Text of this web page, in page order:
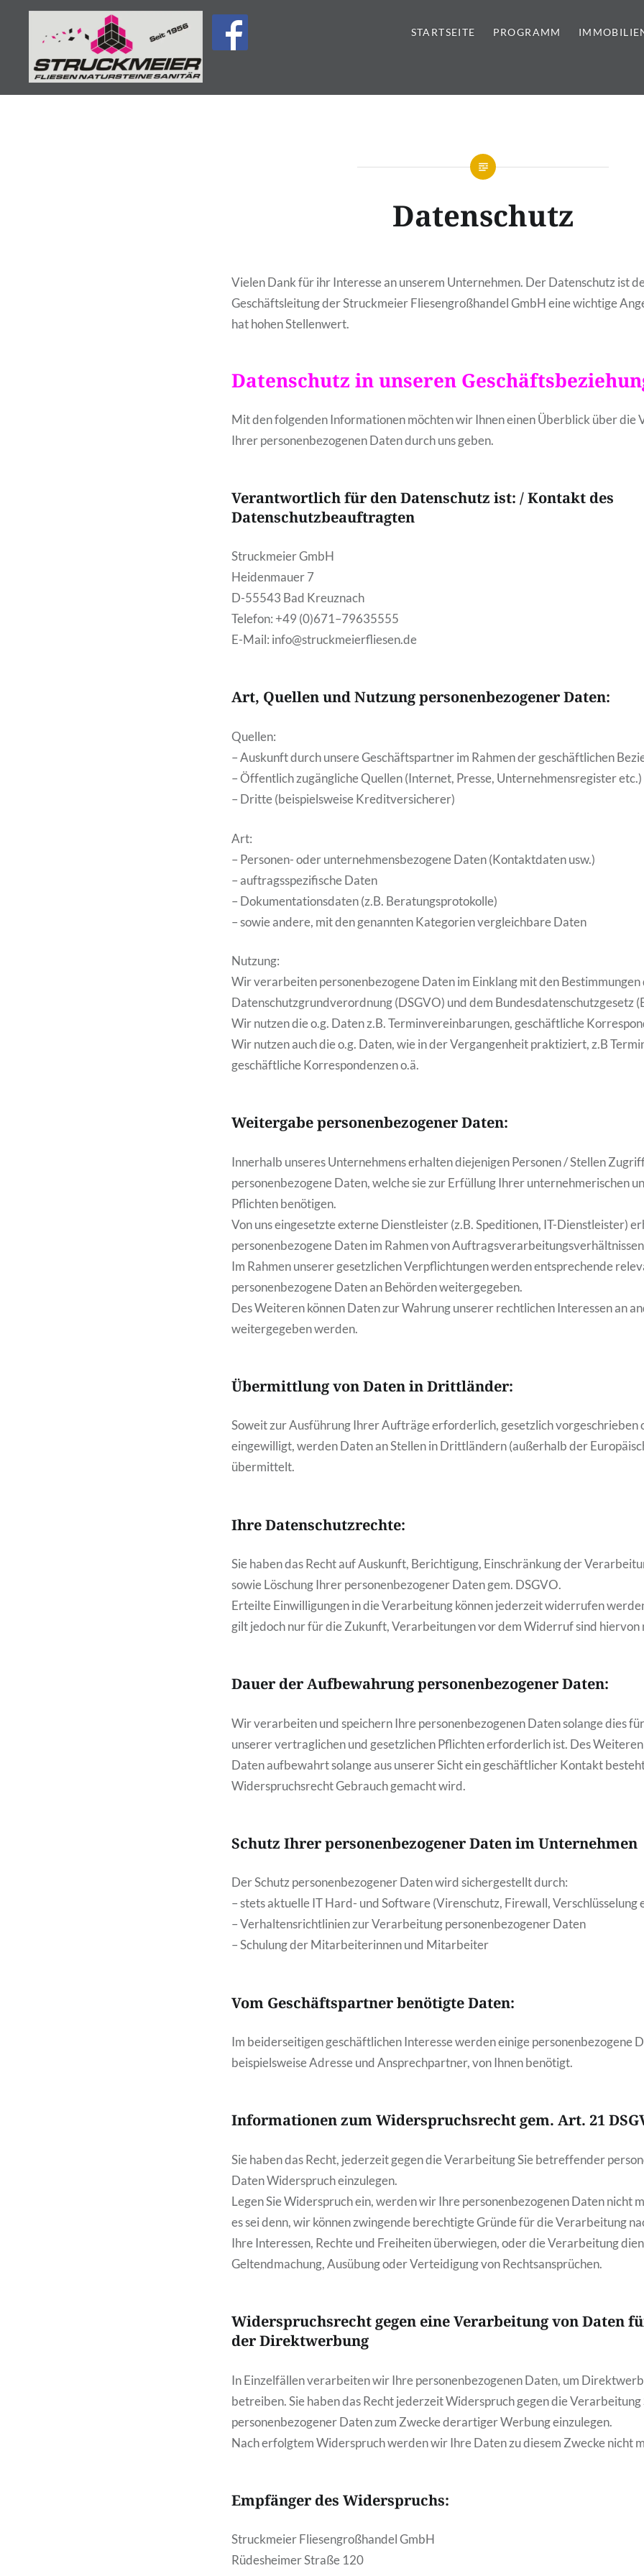
Direkt
Struckmeier | Fliesen | Natursteine | Sanitär |
STARTSEITE PROGRAMM
Datenschutz
Vielen Dank für ihr Interesse an unserem Unternehmen. Der Datenschutz ist
Geschäftsleitung der Struckmeier Fliesengroßhandel GmbH eine wichtige
hat hohen Stellenwert.
Datenschutz in unseren
Mit den folgenden Informationen möchten wir Ihnen einen Überblick über die
Ihrer personenbezogenen Daten durch uns geben.
Verantwortlich für den Datenschutz ist: / Kontakt des
Datenschutzbeauftragten
Struckmeier GmbH
Heidenmauer 7
D-55543 Bad Kreuznach
Telefon: +49 (0)671–79635555
E-Mail: info@struckmeierfliesen.de
Art, Quellen und Nutzung personenbezogener Daten:
Quellen:
– Auskunft durch unsere Geschäftspartner im Rahmen der geschäftlichen
– Öffentlich zugängliche Quellen (Internet, Presse, Unternehmensregister etc.)
– Dritte (beispielsweise Kreditversicherer)
Art:
– Personen- oder unternehmensbezogene Daten (Kontaktdaten usw.)
– auftragsspezifische Daten
– Dokumentationsdaten (z.B. Beratungsprotokolle)
– sowie andere, mit den genannten Kategorien vergleichbare Daten
Nutzung:
Wir verarbeiten personenbezogene Daten im Einklang mit den Bestimmungen
Datenschutzgrundverordnung (DSGVO) und dem Bundesdatenschutzgesetz
Wir nutzen die o.g. Daten z.B. Terminvereinbarungen, geschäftliche
Wir nutzen auch die o.g. Daten, wie in der Vergangenheit praktiziert, z.B
geschäftliche Korrespondenzen o.ä.
Weitergabe personenbezogener Daten:
Innerhalb unseres Unternehmens erhalten diejenigen Personen / Stellen
personenbezogene Daten, welche sie zur Erfüllung Ihrer unternehmerischen
Pflichten benötigen.
Von uns eingesetzte externe Dienstleister (z.B. Speditionen, IT-Dienstleister)
personenbezogene Daten im Rahmen von
Im Rahmen unserer gesetzlichen Verpflichtungen werden entsprechende
personenbezogene Daten an Behörden weitergegeben.
Des Weiteren können Daten zur Wahrung unserer rechtlichen Interessen an
weitergegeben werden.
Übermittlung von Daten in Drittländer:
Soweit zur Ausführung Ihrer Aufträge erforderlich, gesetzlich vorgeschrieben
eingewilligt, werden Daten an Stellen in Drittländern (außerhalb der
übermittelt.
Ihre Datenschutzrechte:
Sie haben das Recht auf Auskunft, Berichtigung, Einschränkung der
sowie Löschung Ihrer personenbezogener Daten gem. DSGVO.
Erteilte Einwilligungen in die Verarbeitung können jederzeit widerrufen
gilt jedoch nur für die Zukunft, Verarbeitungen vor dem Widerruf sind
Dauer der Aufbewahrung personenbezogener Daten:
Wir verarbeiten und speichern Ihre personenbezogenen Daten solange dies
unserer vertraglichen und gesetzlichen Pflichten erforderlich ist. Des
Daten aufbewahrt solange aus unserer Sicht ein geschäftlicher Kontakt
Widerspruchsrecht Gebrauch gemacht wird.
Schutz Ihrer personenbezogener Daten im Unternehmen
Der Schutz personenbezogener Daten wird sichergestellt durch:
– stets aktuelle IT Hard- und Software (Virenschutz, Firewall, Verschlüsselung
– Verhaltensrichtlinien zur Verarbeitung personenbezogener Daten
– Schulung der Mitarbeiterinnen und Mitarbeiter
Vom Geschäftspartner benötigte Daten:
Im beiderseitigen geschäftlichen Interesse werden einige personenbezogene
beispielsweise Adresse und Ansprechpartner, von Ihnen benötigt.
Informationen zum Widerspruchsrecht gem. Art. 21
Sie haben das Recht, jederzeit gegen die Verarbeitung Sie betreffender
Daten Widerspruch einzulegen.
Legen Sie Widerspruch ein, werden wir Ihre personenbezogenen Daten nicht
es sei denn, wir können zwingende berechtigte Gründe für die Verarbeitung
Ihre Interessen, Rechte und Freiheiten überwiegen, oder die Verarbeitung
Geltendmachung, Ausübung oder Verteidigung von Rechtsansprüchen.
Widerspruchsrecht gegen eine Verarbeitung von Daten
der Direktwerbung
In Einzelfällen verarbeiten wir Ihre personenbezogenen Daten, um
betreiben. Sie haben das Recht jederzeit Widerspruch gegen die
personenbezogener Daten zum Zwecke derartiger Werbung einzulegen.
Nach erfolgtem Widerspruch werden wir Ihre Daten zu diesem Zwecke nicht
Empfänger des Widerspruchs:
Struckmeier Fliesengroßhandel GmbH
Rüdesheimer Straße 120